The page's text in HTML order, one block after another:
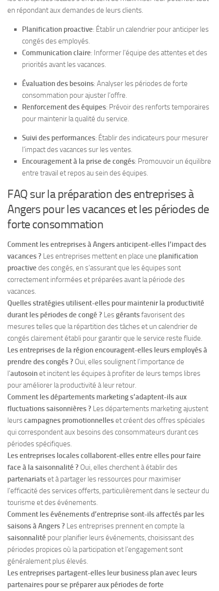
en répondant aux demandes de leurs clients.
Planification proactive: Établir un calendrier pour anticiper les
congés des employés.
Communication claire: Informer l’équipe des attentes et des
priorités avant les vacances.
Évaluation des besoins: Analyser les périodes de forte
consommation pour ajuster l’offre.
Renforcement des équipes: Prévoir des renforts temporaires
pour maintenir la qualité du service.
Suivi des performances: Établir des indicateurs pour mesurer
l’impact des vacances sur les ventes.
Encouragement à la prise de congés: Promouvoir un équilibre
entre travail et repos au sein des équipes.
FAQ sur la préparation des entreprises à
Angers pour les vacances et les périodes de
forte consommation
Comment les entreprises à Angers anticipent-elles l’impact des
vacances ? Les entreprises mettent en place une planification
proactive des congés, en s’assurant que les équipes sont
correctement informées et préparées avant la période des
vacances.
Quelles stratégies utilisent-elles pour maintenir la productivité
durant les périodes de congé ? Lesgérantsfavorisent des
mesures telles que la répartition des tâches et un calendrier de
congés clairement établi pour garantir que le service reste fluide.
Les entreprises de la région encouragent-elles leurs employés à
prendre des congés ? Oui, elles soulignent l’importance de
l’autosoinet incitent les équipes à profiter de leurs temps libres
pour améliorer la productivité à leur retour.
Comment les départements marketing s’adaptent-ils aux
fluctuations saisonnières ? Les départements marketing ajustent
leurscampagnes promotionnelleset créent des offres spéciales
qui correspondent aux besoins des consommateurs durant ces
périodes spécifiques.
Les entreprises locales collaborent-elles entre elles pour faire
face à la saisonnalité ? Oui, elles cherchent à établir des
partenariatset à partager les ressources pour maximiser
l’efficacité des services offerts, particulièrement dans le secteur du
tourisme et des événements.
Comment les événements d’entreprise sont-ils affectés par les
saisons à Angers ? Les entreprises prennent en compte la
saisonnalité pour planifier leurs événements, choisissant des
périodes propices où la participation et l’engagement sont
généralement plus élevés.
Les entreprises partagent-elles leur business plan avec leurs
partenaires pour se préparer aux périodes de forte